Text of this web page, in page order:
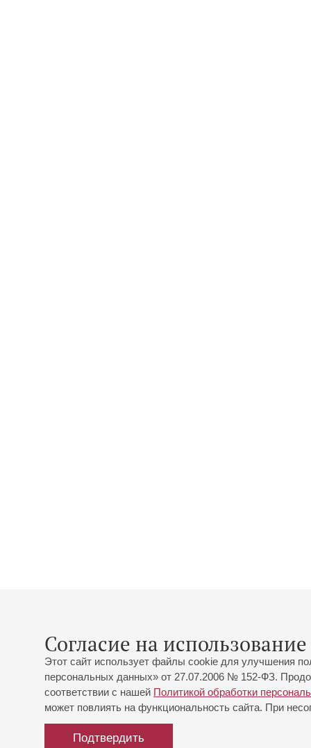
Согласие на
Этот сайт использует файлы cookie для улучшения
персональных данных» от 27.07.2006 № 152-ФЗ.
соответствии с нашей Политикой обработки
может повлиять на функциональность сайта. При
Подтвердить